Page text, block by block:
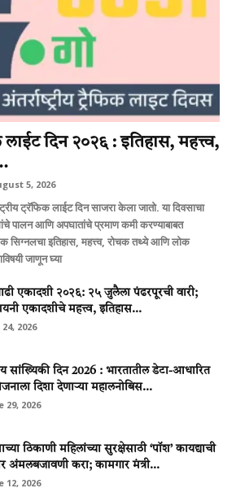
लाईट दिन २०२६ : इतिहास, महत्त्व,
5, 2026
ट्रॅफिक लाईट दिन साजरा केला जातो. या दिवसाचा
पालन आणि अपघातांचे प्रमाण कमी करण्याबाबत
इतिहास, महत्त्व, रोचक तथ्ये आणि लोक
जाणून घ्या
एकादशी २०२६: २५ जुलैला पंढरपूरची वारी;
एकादशीचे महत्त्व, इतिहास...
2026
सांख्यिकी दिन 2026 : भारतातील डेटा-आधारित
दिशा देणाऱ्या महालनोबिस...
29, 2026
ठिकाणी महिलांच्या सुरक्षेसाठी ‘पॉश’ कायद्याची
अंमलबजावणी करा; कामगार मंत्री...
12, 2026